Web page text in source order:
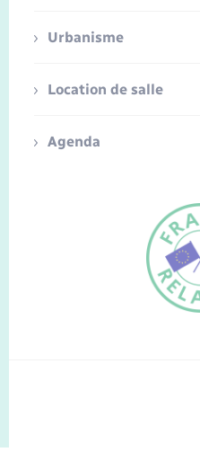
Urbanisme
Location de salle
Agenda